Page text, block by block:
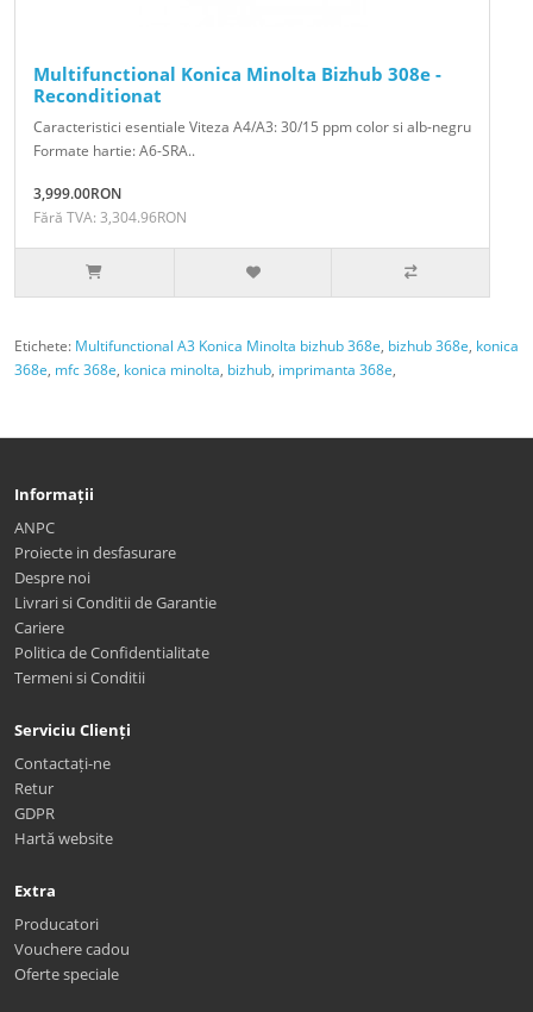
Multifunctional Konica Minolta Bizhub 308e -
Reconditionat
Caracteristici esentiale Viteza A4/A3: 30/15 ppm color si alb-negru
Formate hartie: A6-SRA..
3,999.00RON
Fără TVA: 3,304.96RON
Etichete: Multifunctional A3 Konica Minolta bizhub 368e, bizhub 368e, konica
368e, mfc 368e, konica minolta, bizhub, imprimanta 368e,
Informații
ANPC
Proiecte in desfasurare
Despre noi
Livrari si Conditii de Garantie
Cariere
Politica de Confidentialitate
Termeni si Conditii
Serviciu Clienți
Contactați-ne
Retur
GDPR
Hartă website
Extra
Producatori
Vouchere cadou
Oferte speciale